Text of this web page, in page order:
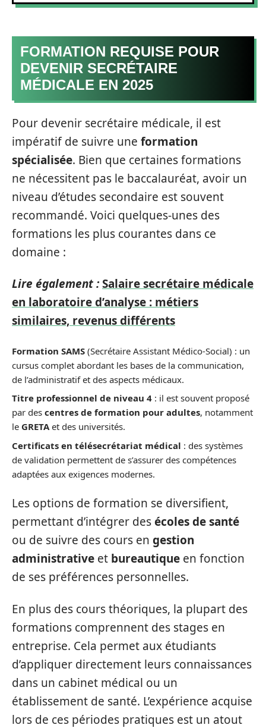
FORMATION REQUISE POUR
DEVENIR SECRÉTAIRE
MÉDICALE EN 2025
Pour devenir secrétaire médicale, il est
impératif de suivre une formation
spécialisée. Bien que certaines formations
ne nécessitent pas le baccalauréat, avoir un
niveau d’études secondaire est souvent
recommandé. Voici quelques-unes des
formations les plus courantes dans ce
domaine :
Lire également :Salaire secrétaire médicale
en laboratoire d’analyse : métiers
similaires, revenus différents
Formation SAMS (Secrétaire Assistant Médico-Social) : un
cursus complet abordant les bases de la communication,
de l’administratif et des aspects médicaux.
Titre professionnel de niveau 4 : il est souvent proposé
par des centres de formation pour adultes, notamment
le GRETAet des universités.
Certificats en télésecrétariat médical : des systèmes
de validation permettent de s’assurer des compétences
adaptées aux exigences modernes.
Les options de formation se diversifient,
permettant d’intégrer desécoles de santé
ou de suivre des cours en gestion
administrative et bureautique en fonction
de ses préférences personnelles.
En plus des cours théoriques, la plupart des
formations comprennent des stages en
entreprise. Cela permet aux étudiants
d’appliquer directement leurs connaissances
dans un cabinet médical ou un
établissement de santé. L’expérience acquise
lors de ces périodes pratiques est un atout